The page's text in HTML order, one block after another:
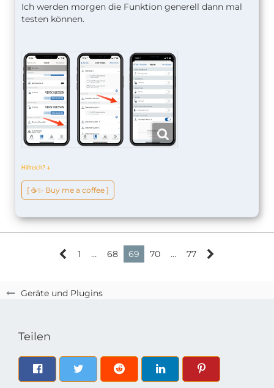
Geräte und Plugins
Ich werden morgen die Funktion generell dann mal
testen können.
Hilfreich? ↆ
[ ☕️✨ Buy me a coffee ]
1 … 68 69 70 … 77
Teilen